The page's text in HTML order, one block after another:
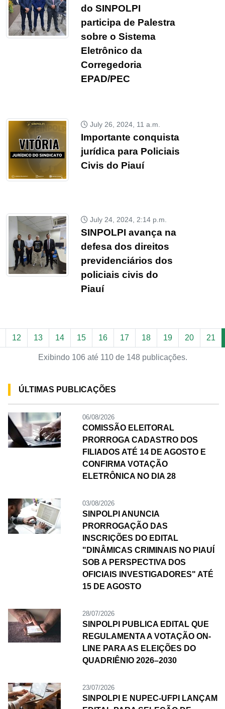
do SINPOLPI
participa de Palestra
sobre o Sistema
Eletrônico da
Corregedoria
EPAD/PEC
July 26, 2024, 11 a.m.
Importante conquista
jurídica para Policiais
Civis do Piauí
July 24, 2024, 2:14 p.m.
SINPOLPI avança na
defesa dos direitos
previdenciários dos
policiais civis do
Piauí
12 13 14 15 16 17 18 19 20 21
Exibindo 106 até 110 de 148 publicações.
ÚLTIMAS PUBLICAÇÕES
06/08/2026
COMISSÃO ELEITORAL
PRORROGA CADASTRO DOS
FILIADOS ATÉ 14 DE AGOSTO E
CONFIRMA VOTAÇÃO
ELETRÔNICA NO DIA 28
03/08/2026
SINPOLPI ANUNCIA
PRORROGAÇÃO DAS
INSCRIÇÕES DO EDITAL
"DINÂMICAS CRIMINAIS NO PIAUÍ
SOB A PERSPECTIVA DOS
OFICIAIS INVESTIGADORES" ATÉ
15 DE AGOSTO
28/07/2026
SINPOLPI PUBLICA EDITAL QUE
REGULAMENTA A VOTAÇÃO ON-
LINE PARA AS ELEIÇÕES DO
QUADRIÊNIO 2026–2030
23/07/2026
SINPOLPI E NUPEC-UFPI LANÇAM